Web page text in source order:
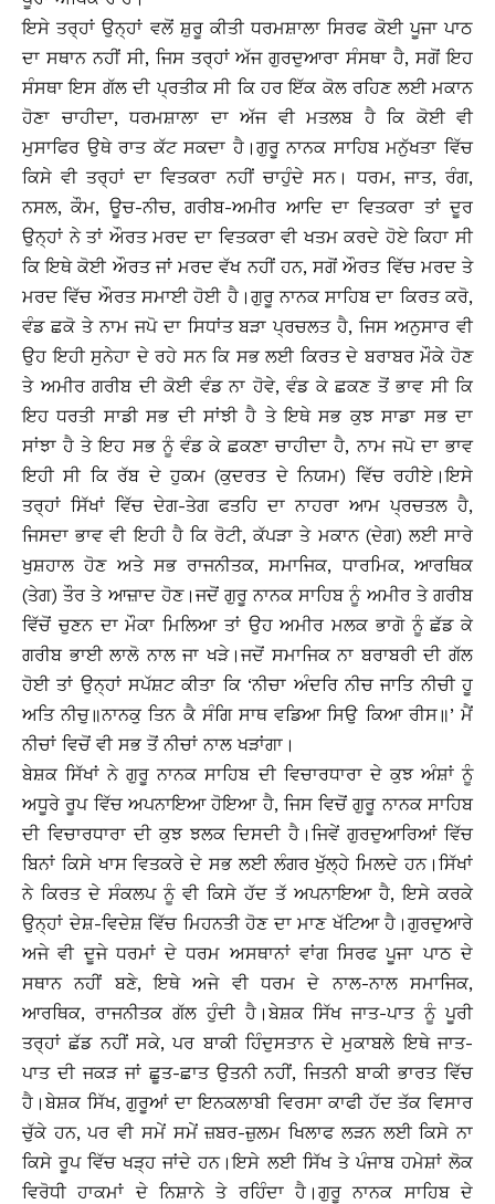
ਇਸੇ ਤਰ੍ਹਾਂ ਉਨ੍ਹਾਂ ਵਲੋਂ ਸ਼ੁਰੂ ਕੀਤੀ ਧਰਮਸ਼ਾਲਾ ਸਿਰਫ ਕੋਈ ਪੂਜਾ ਪਾਠ
ਦਾ ਸਥਾਨ ਨਹੀਂ ਸੀ, ਜਿਸ ਤਰ੍ਹਾਂ ਅੱਜ ਗੁਰਦੁਆਰਾ ਸੰਸਥਾ ਹੈ, ਸਗੋਂ ਇਹ
ਸੰਸਥਾ ਇਸ ਗੱਲ ਦੀ ਪ੍ਰਤੀਕ ਸੀ ਕਿ ਹਰ ਇੱਕ ਕੋਲ ਰਹਿਣ ਲਈ ਮਕਾਨ
ਹੋਣਾ ਚਾਹੀਦਾ, ਧਰਮਸ਼ਾਲਾ ਦਾ ਅੱਜ ਵੀ ਮਤਲਬ ਹੈ ਕਿ ਕੋਈ ਵੀ
ਮੁਸਾਫਿਰ ਉਥੇ ਰਾਤ ਕੱਟ ਸਕਦਾ ਹੈ।ਗੁਰੂ ਨਾਨਕ ਸਾਹਿਬ ਮਨੁੱਖਤਾ ਵਿੱਚ
ਕਿਸੇ ਵੀ ਤਰ੍ਹਾਂ ਦਾ ਵਿਤਕਰਾ ਨਹੀਂ ਚਾਹੁੰਦੇ ਸਨ। ਧਰਮ, ਜਾਤ, ਰੰਗ,
ਨਸਲ, ਕੌਮ, ਊਚ-ਨੀਚ, ਗਰੀਬ-ਅਮੀਰ ਆਦਿ ਦਾ ਵਿਤਕਰਾ ਤਾਂ ਦੂਰ
ਉਨ੍ਹਾਂ ਨੇ ਤਾਂ ਔਰਤ ਮਰਦ ਦਾ ਵਿਤਕਰਾ ਵੀ ਖਤਮ ਕਰਦੇ ਹੋਏ ਕਿਹਾ ਸੀ
ਕਿ ਇਥੇ ਕੋਈ ਔਰਤ ਜਾਂ ਮਰਦ ਵੱਖ ਨਹੀਂ ਹਨ, ਸਗੋਂ ਔਰਤ ਵਿੱਚ ਮਰਦ ਤੇ
ਮਰਦ ਵਿੱਚ ਔਰਤ ਸਮਾਈ ਹੋਈ ਹੈ।ਗੁਰੂ ਨਾਨਕ ਸਾਹਿਬ ਦਾ ਕਿਰਤ ਕਰੋ,
ਵੰਡ ਛਕੋ ਤੇ ਨਾਮ ਜਪੋ ਦਾ ਸਿਧਾਂਤ ਬੜਾ ਪ੍ਰਚਲਤ ਹੈ, ਜਿਸ ਅਨੁਸਾਰ ਵੀ
ਉਹ ਇਹੀ ਸੁਨੇਹਾ ਦੇ ਰਹੇ ਸਨ ਕਿ ਸਭ ਲਈ ਕਿਰਤ ਦੇ ਬਰਾਬਰ ਮੌਕੇ ਹੋਣ
ਤੇ ਅਮੀਰ ਗਰੀਬ ਦੀ ਕੋਈ ਵੰਡ ਨਾ ਹੋਵੇ, ਵੰਡ ਕੇ ਛਕਣ ਤੋਂ ਭਾਵ ਸੀ ਕਿ
ਇਹ ਧਰਤੀ ਸਾਡੀ ਸਭ ਦੀ ਸਾਂਝੀ ਹੈ ਤੇ ਇਥੇ ਸਭ ਕੁਝ ਸਾਡਾ ਸਭ ਦਾ
ਸਾਂਝਾ ਹੈ ਤੇ ਇਹ ਸਭ ਨੂੰ ਵੰਡ ਕੇ ਛਕਣਾ ਚਾਹੀਦਾ ਹੈ, ਨਾਮ ਜਪੋ ਦਾ ਭਾਵ
ਇਹੀ ਸੀ ਕਿ ਰੱਬ ਦੇ ਹੁਕਮ (ਕੁਦਰਤ ਦੇ ਨਿਯਮ) ਵਿੱਚ ਰਹੀਏ।ਇਸੇ
ਤਰ੍ਹਾਂ ਸਿੱਖਾਂ ਵਿੱਚ ਦੇਗ-ਤੇਗ ਫਤਹਿ ਦਾ ਨਾਹਰਾ ਆਮ ਪ੍ਰਚਤਲ ਹੈ,
ਜਿਸਦਾ ਭਾਵ ਵੀ ਇਹੀ ਹੈ ਕਿ ਰੋਟੀ, ਕੱਪੜਾ ਤੇ ਮਕਾਨ (ਦੇਗ) ਲਈ ਸਾਰੇ
ਖੁਸ਼ਹਾਲ ਹੋਣ ਅਤੇ ਸਭ ਰਾਜਨੀਤਕ, ਸਮਾਜਿਕ, ਧਾਰਮਿਕ, ਆਰਥਿਕ
(ਤੇਗ) ਤੌਰ ਤੇ ਆਜ਼ਾਦ ਹੋਣ।ਜਦੋਂ ਗੁਰੂ ਨਾਨਕ ਸਾਹਿਬ ਨੂੰ ਅਮੀਰ ਤੇ ਗਰੀਬ
ਵਿੱਚੋਂ ਚੁਣਨ ਦਾ ਮੌਕਾ ਮਿਲਿਆ ਤਾਂ ਉਹ ਅਮੀਰ ਮਲਕ ਭਾਗੋ ਨੂੰ ਛੱਡ ਕੇ
ਗਰੀਬ ਭਾਈ ਲਾਲੋ ਨਾਲ ਜਾ ਖੜੇ।ਜਦੋਂ ਸਮਾਜਿਕ ਨਾ ਬਰਾਬਰੀ ਦੀ ਗੱਲ
ਹੋਈ ਤਾਂ ਉਨ੍ਹਾਂ ਸਪੱਸ਼ਟ ਕੀਤਾ ਕਿ ‘ਨੀਚਾ ਅੰਦਰਿ ਨੀਚ ਜਾਤਿ ਨੀਚੀ ਹੂ
ਅਤਿ ਨੀਚੁ॥ਨਾਨਕੁ ਤਿਨ ਕੈ ਸੰਗਿ ਸਾਥ ਵਡਿਆ ਸਿਉ ਕਿਆ ਰੀਸ॥’ ਮੈਂ
ਨੀਚਾਂ ਵਿਚੋਂ ਵੀ ਸਭ ਤੋਂ ਨੀਚਾਂ ਨਾਲ ਖੜਾਂਗਾ।
ਬੇਸ਼ਕ ਸਿੱਖਾਂ ਨੇ ਗੁਰੂ ਨਾਨਕ ਸਾਹਿਬ ਦੀ ਵਿਚਾਰਧਾਰਾ ਦੇ ਕੁਝ ਅੰਸ਼ਾਂ ਨੂੰ
ਅਧੂਰੇ ਰੂਪ ਵਿੱਚ ਅਪਨਾਇਆ ਹੋਇਆ ਹੈ, ਜਿਸ ਵਿਚੋਂ ਗੁਰੂ ਨਾਨਕ ਸਾਹਿਬ
ਦੀ ਵਿਚਾਰਧਾਰਾ ਦੀ ਕੁਝ ਝਲਕ ਦਿਸਦੀ ਹੈ।ਜਿਵੇਂ ਗੁਰਦੁਆਰਿਆਂ ਵਿੱਚ
ਬਿਨਾਂ ਕਿਸੇ ਖਾਸ ਵਿਤਕਰੇ ਦੇ ਸਭ ਲਈ ਲੰਗਰ ਖੁੱਲ੍ਹੇ ਮਿਲਦੇ ਹਨ।ਸਿੱਖਾਂ
ਨੇ ਕਿਰਤ ਦੇ ਸੰਕਲਪ ਨੂੰ ਵੀ ਕਿਸੇ ਹੱਦ ਤੱ ਅਪਨਾਇਆ ਹੈ, ਇਸੇ ਕਰਕੇ
ਉਨ੍ਹਾਂ ਦੇਸ਼-ਵਿਦੇਸ਼ ਵਿੱਚ ਮਿਹਨਤੀ ਹੋਣ ਦਾ ਮਾਣ ਖੱਟਿਆ ਹੈ।ਗੁਰਦੁਆਰੇ
ਅਜੇ ਵੀ ਦੂਜੇ ਧਰਮਾਂ ਦੇ ਧਰਮ ਅਸਥਾਨਾਂ ਵਾਂਗ ਸਿਰਫ ਪੂਜਾ ਪਾਠ ਦੇ
ਸਥਾਨ ਨਹੀਂ ਬਣੇ, ਇਥੇ ਅਜੇ ਵੀ ਧਰਮ ਦੇ ਨਾਲ-ਨਾਲ ਸਮਾਜਿਕ,
ਆਰਥਿਕ, ਰਾਜਨੀਤਕ ਗੱਲ ਹੁੰਦੀ ਹੈ।ਬੇਸ਼ਕ ਸਿੱਖ ਜਾਤ-ਪਾਤ ਨੂੰ ਪੂਰੀ
ਤਰ੍ਹਾਂ ਛੱਡ ਨਹੀਂ ਸਕੇ, ਪਰ ਬਾਕੀ ਹਿੰਦੁਸਤਾਨ ਦੇ ਮੁਕਾਬਲੇ ਇਥੇ ਜਾਤ-
ਪਾਤ ਦੀ ਜਕੜ ਜਾਂ ਛੂਤ-ਛਾਤ ਉਤਨੀ ਨਹੀਂ, ਜਿਤਨੀ ਬਾਕੀ ਭਾਰਤ ਵਿੱਚ
ਹੈ।ਬੇਸ਼ਕ ਸਿੱਖ, ਗੁਰੂਆਂ ਦਾ ਇਨਕਲਾਬੀ ਵਿਰਸਾ ਕਾਫੀ ਹੱਦ ਤੱਕ ਵਿਸਾਰ
ਚੁੱਕੇ ਹਨ, ਪਰ ਵੀ ਸਮੇਂ ਸਮੇਂ ਜ਼ਬਰ-ਜ਼ੁਲਮ ਖਿਲਾਫ ਲੜਨ ਲਈ ਕਿਸੇ ਨਾ
ਕਿਸੇ ਰੂਪ ਵਿੱਚ ਖੜ੍ਹ ਜਾਂਦੇ ਹਨ।ਇਸੇ ਲਈ ਸਿੱਖ ਤੇ ਪੰਜਾਬ ਹਮੇਸ਼ਾਂ ਲੋਕ
ਵਿਰੋਧੀ ਹਾਕਮਾਂ ਦੇ ਨਿਸ਼ਾਨੇ ਤੇ ਰਹਿੰਦਾ ਹੈ।ਗੁਰੂ ਨਾਨਕ ਸਾਹਿਬ ਦੇ